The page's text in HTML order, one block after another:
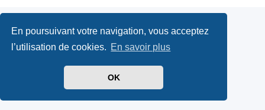
En poursuivant votre navigation, vous acceptez
l’utilisation de cookies. En savoir plus
OK